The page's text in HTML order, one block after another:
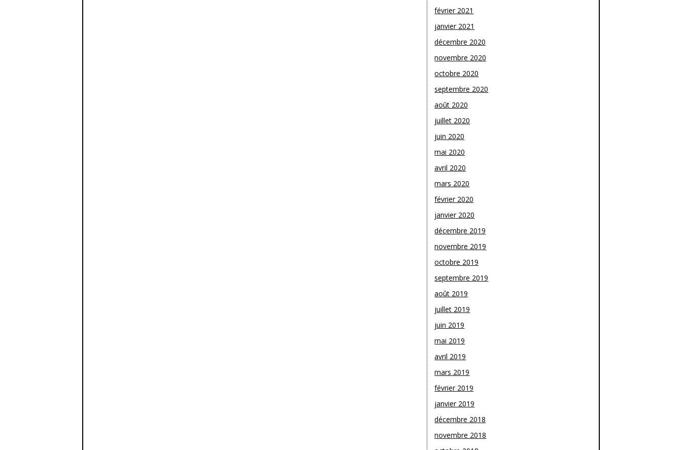
février 2021
janvier 2021
décembre 2020
novembre 2020
octobre 2020
septembre 2020
août 2020
juillet 2020
juin 2020
mai 2020
avril 2020
mars 2020
février 2020
janvier 2020
décembre 2019
novembre 2019
octobre 2019
septembre 2019
août 2019
juillet 2019
juin 2019
mai 2019
avril 2019
mars 2019
février 2019
janvier 2019
décembre 2018
novembre 2018